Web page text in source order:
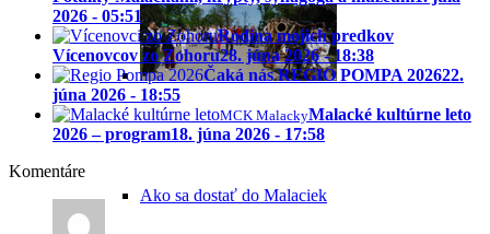
Ako sa dostať do Malaciek
2026 - 05:51
Rodina mojich predkov
Vícenovcov zo Zohoru28. júna 2026 - 18:38
Čaká nás REGIO POMPA 202622.
júna 2026 - 18:55
MCK MalackyMalacké kultúrne leto
2026 – program18. júna 2026 - 17:58
Komentáre